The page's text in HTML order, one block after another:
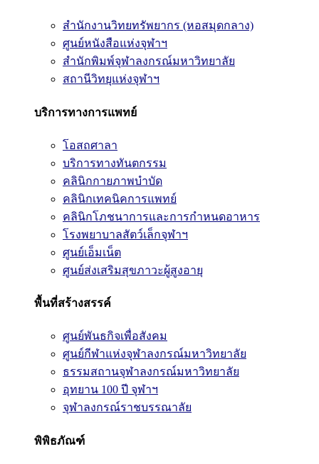
สำนักงานวิทยทรัพยากร (หอสมุดกลาง)
ศูนย์หนังสือแห่งจุฬาฯ
สำนักพิมพ์จุฬาลงกรณ์มหาวิทยาลัย
สถานีวิทยุแห่งจุฬาฯ
บริการทางการแพทย์
โอสถศาลา
บริการทางทันตกรรม
คลินิกกายภาพบำบัด
คลินิกเทคนิคการแพทย์
คลินิกโภชนาการและการกำหนดอาหาร
โรงพยาบาลสัตว์เล็กจุฬาฯ
ศูนย์เอ็มเน็ต
ศูนย์ส่งเสริมสุขภาวะผู้สูงอายุ
พื้นที่สร้างสรรค์
ศูนย์พันธกิจเพื่อสังคม
ศูนย์กีฬาแห่งจุฬาลงกรณ์มหาวิทยาลัย
ธรรมสถานจุฬาลงกรณ์มหาวิทยาลัย
อุทยาน 100 ปี จุฬาฯ
จุฬาลงกรณ์ราชบรรณาลัย
พิพิธภัณฑ์